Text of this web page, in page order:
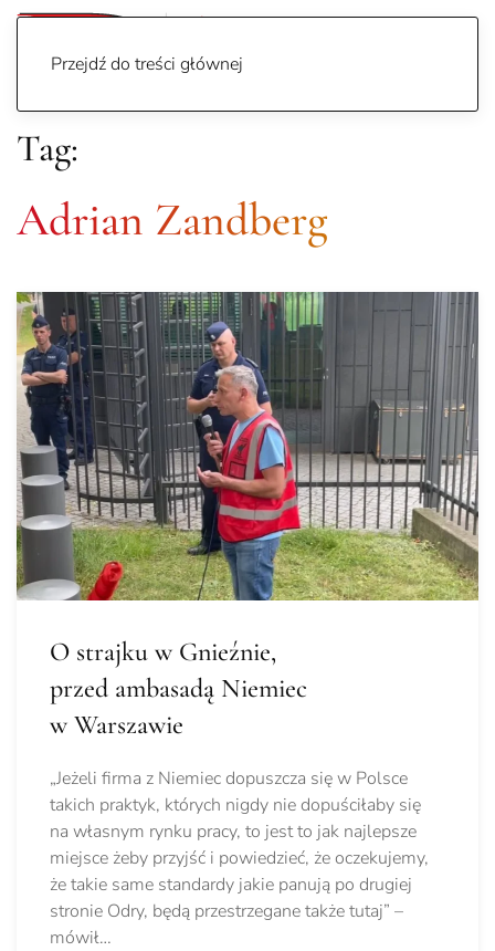
Przejdź do treści głównej
Tag:
Adrian Zandberg
O strajku w Gnieźnie,
przed ambasadą Niemiec
w Warszawie
„Jeżeli firma z Niemiec dopuszcza się w Polsce
takich praktyk, których nigdy nie dopuściłaby się
na własnym rynku pracy, to jest to jak najlepsze
miejsce żeby przyjść i powiedzieć, że oczekujemy,
że takie same standardy jakie panują po drugiej
stronie Odry, będą przestrzegane także tutaj” –
mówił…